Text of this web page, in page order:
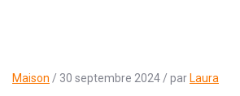
Maison / 30 septembre 2024 / par Laura